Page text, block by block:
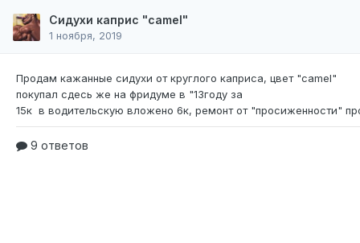
Сидухи каприс "camel"
1 ноября, 2019
Продам кажанные сидухи от круглого каприса, цвет "camel"
покупал сдесь же на фридуме в "13году за
9 ответов